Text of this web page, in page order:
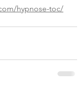
hypnose-toc/